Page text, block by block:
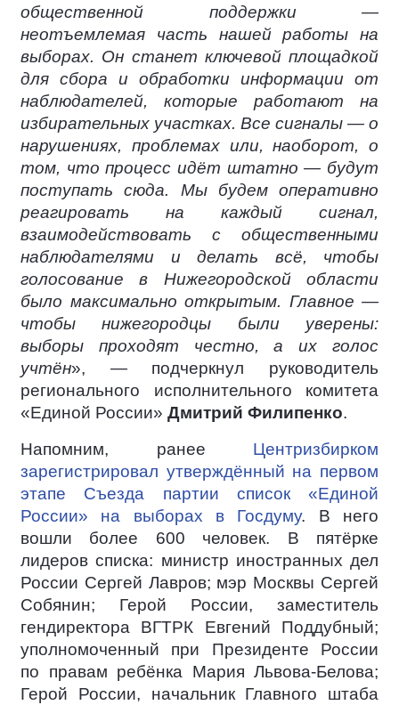
общественной поддержки —
неотъемлемая часть нашей работы на
выборах. Он станет ключевой площадкой
для сбора и обработки информации от
наблюдателей, которые работают на
избирательных участках. Все сигналы — о
нарушениях, проблемах или, наоборот, о
том, что процесс идёт штатно — будут
поступать сюда. Мы будем оперативно
реагировать на каждый сигнал,
взаимодействовать с общественными
наблюдателями и делать всё, чтобы
голосование в Нижегородской области
было максимально открытым. Главное —
чтобы нижегородцы были уверены:
выборы проходят честно, а их голос
учтён», — подчеркнул руководитель
регионального исполнительного комитета
«Единой России» Дмитрий Филипенко.
Напомним, ранее Центризбирком
зарегистрировал утверждённый на первом
этапе Съезда партии список «Единой
России» на выборах в Госдуму. В него
вошли более 600 человек. В пятёрке
лидеров списка: министр иностранных дел
России Сергей Лавров; мэр Москвы Сергей
Собянин; Герой России, заместитель
гендиректора ВГТРК Евгений Поддубный;
уполномоченный при Президенте России
по правам ребёнка Мария Львова-Белова;
Герой России, начальник Главного штаба